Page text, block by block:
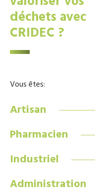
déchets avec
CRIDEC ?
Vous êtes:
Artisan
Pharmacien
Industriel
Administration